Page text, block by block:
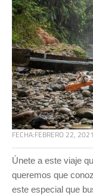
FECHA:FEBRERO 22, 2021
Únete a este viaje
queremos que
este especial que